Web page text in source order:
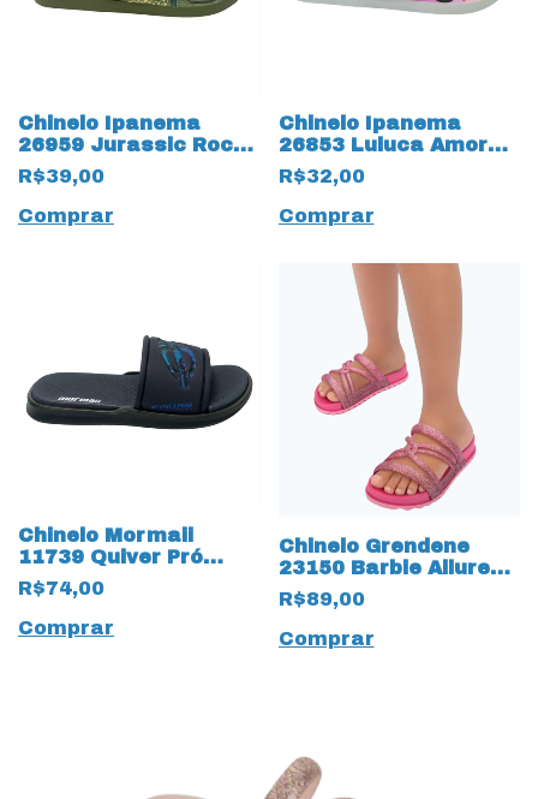
Chinelo Ipanema
26959 Jurassic Rock
13748 Verde Musgo
R$39,00
Comprar
Chinelo Ipanema
26853 Luluca Amor
13746 Branco/Preto
R$32,00
Comprar
Chinelo Mormaii
11739 Quiver Pró
Slide Gáspea Infantil
13745 Marinho
R$74,00
Comprar
Chinelo Grendene
23150 Barbie Allure
17447 Rosa
R$89,00
Comprar